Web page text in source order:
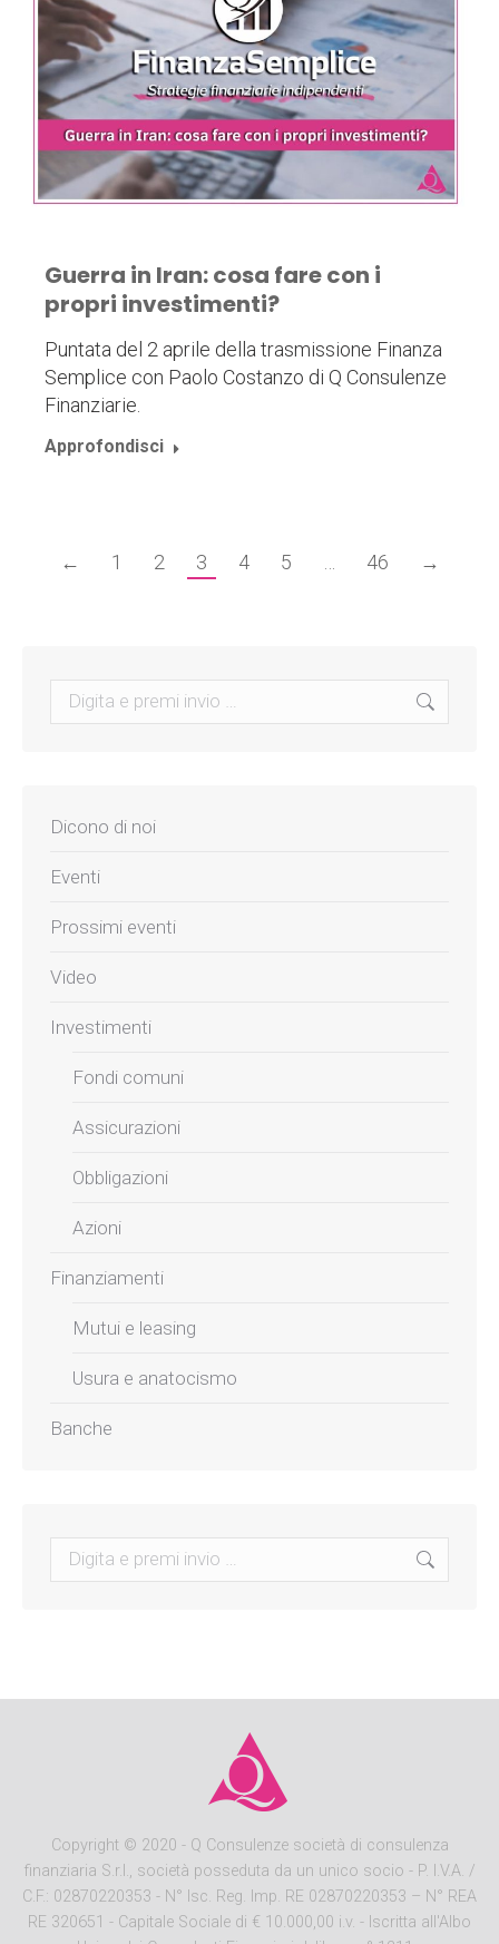
Guerra in Iran: cosa fare con i
propri investimenti?
Puntata del 2 aprile della trasmissione Finanza
Semplice con Paolo Costanzo di Q Consulenze
Finanziarie.
Approfondisci
← 1 2 3 4 5 46 →
Search:
Dicono di noi
Eventi
Prossimi eventi
Video
Investimenti
Fondi comuni
Assicurazioni
Obbligazioni
Azioni
Finanziamenti
Mutui e leasing
Usura e anatocismo
Banche
Search:
Copyright© 2020 - Q Consulenze società di consulenza
finanziaria S.r.l., società posseduta da un unico socio - P. I.V.A. /
C.F.: 02870220353 - N° Isc. Reg. Imp. RE 02870220353 – N° REA
RE 320651 - Capitale Sociale di € 10.000,00 i.v. - Iscritta all'Albo